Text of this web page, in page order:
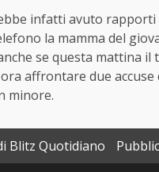
infatti avuto rapporti
la mamma del
se questa mattina il
affrontare due
minore.
Blitz Quotidiano